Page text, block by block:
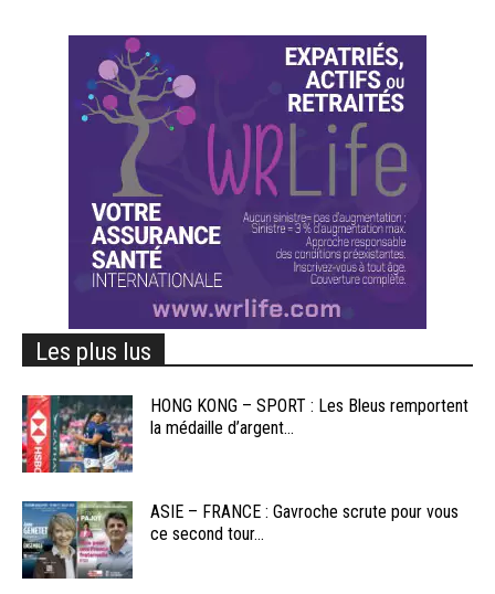
Les plus lus
HONG KONG – SPORT : Les Bleus remportent
la médaille d’argent...
ASIE – FRANCE : Gavroche scrute pour vous
ce second tour...